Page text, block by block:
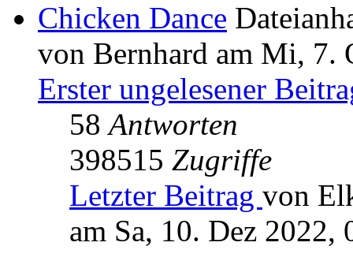
Chicken Dance
von Bernhard am Mi, 7.
Erster ungelesener
58Antworten
398515 Zugriffe
Letzter Beitrag von
am Sa, 10. Dez 2022,